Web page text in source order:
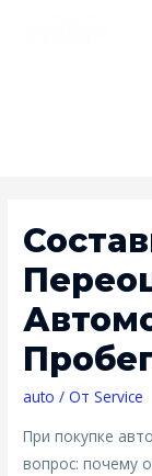
auto / От Service
При покупке
вопрос: почему